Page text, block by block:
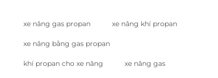
xe nâng gas propan xe nâng khí propan
xe nâng bằng gas propan
khí propan cho xe nâng xe nâng gas